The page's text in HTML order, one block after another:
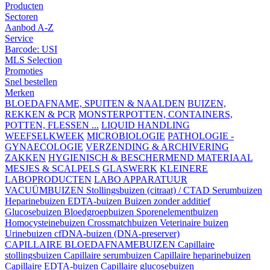
Producten
Sectoren
Aanbod A-Z
Service
Barcode: USI
MLS Selection
Promoties
Snel bestellen
Merken
BLOEDAFNAME, SPUITEN & NAALDEN BUIZEN,
REKKEN & PCR MONSTERPOTTEN, CONTAINERS,
POTTEN, FLESSEN ... LIQUID HANDLING
WEEFSELKWEEK MICROBIOLOGIE PATHOLOGIE -
GYNAECOLOGIE VERZENDING & ARCHIVERING
ZAKKEN HYGIENISCH & BESCHERMEND MATERIAAL
MESJES & SCALPELS GLASWERK KLEINERE
LABOPRODUCTEN LABO APPARATUUR
VACUÜMBUIZEN Stollingsbuizen (citraat) / CTAD Serumbuizen
Heparinebuizen EDTA-buizen Buizen zonder additief
Glucosebuizen Bloedgroepbuizen Sporenelementbuizen
Homocysteinebuizen Crossmatchbuizen Veterinaire buizen
Urinebuizen cfDNA-buizen (DNA-preserver)
CAPILLAIRE BLOEDAFNAMEBUIZEN Capillaire
stollingsbuizen Capillaire serumbuizen Capillaire heparinebuizen
Capillaire EDTA-buizen Capillaire glucosebuizen